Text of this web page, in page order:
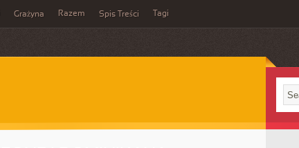
Grażyna Razem Spis Treści Tagi